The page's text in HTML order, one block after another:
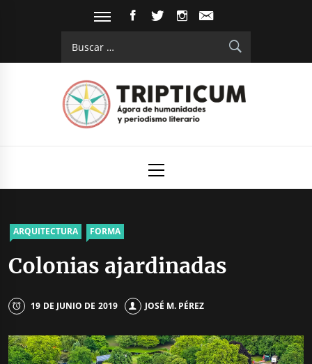
FACEBOOKTWITTERINSTAGRAM
principal
ARQUITECTURA FORMA
Colonias ajardinadas
19 DE JUNIO DE 2019 JOSÉ M. PÉREZ